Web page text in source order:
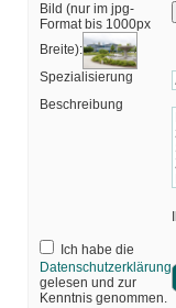
Bild (nur im jpg-
Format bis 1000px
Breite):
Spezialisierung
Beschreibung
Ich habe die
Datenschutzerklärung
gelesen und zur
Kenntnis genommen.